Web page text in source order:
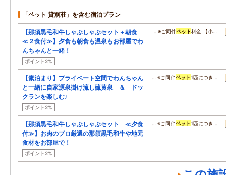
「ペット 貸別荘」を含む宿泊プラン
【那須黒毛和牛しゃぶしゃぶセット＋朝食
≪２食付≫】夕食も朝食も温泉もお部屋でわ
んちゃんと一緒！
ポイント2%
… ※ご同伴ペット料金 【小…
【素泊まり】プライベート空間でわんちゃん
と一緒に自家源泉掛け流し硫黄泉 ＆ ドッ
クランを楽しむ♪
ポイント2%
… ※ご同伴ペット1匹につき…
【那須黒毛和牛しゃぶしゃぶセット ≪夕食
付≫】お肉のプロ厳選の那須黒毛和牛や地元
食材をお部屋で！
ポイント2%
… ※ご同伴ペット1匹につき…